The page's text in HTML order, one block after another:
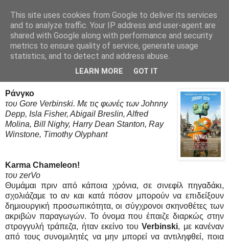
Movies Ltd
10/3/11
Rango - Review
Ράνγκο
του Gore Verbinski. Με τις φωνές των Johnny
Depp, Isla Fisher, Abigail Breslin, Alfred
Molina, Bill Nighy, Harry Dean Stanton, Ray
Winstone, Timothy Olyphant
Karma Chameleon!
του zerVo
Θυμάμαι πριν από κάποια χρόνια, σε σινεφίλ πηγαδάκι,
σχολιάζαμε το αν και κατά πόσον μπορούν να επιδείξουν
δημιουργική προσωπικότητα, οι σύγχρονοι σκηνοθέτες των
ακριβών παραγωγών. Το όνομα που έπαιζε διαρκώς στην
στρογγυλή τράπεζα, ήταν εκείνο τουVerbinski, με κανέναν
από τους συνομιλητές να μην μπορεί να αντιληφθεί, ποια
This site uses cookies from Google to deliver its services
and to analyze traffic. Your IP address and user-agent are
shared with Google along with performance and security
metrics to ensure quality of service, generate usage
statistics, and to detect and address abuse.
LEARN MORE GOT IT